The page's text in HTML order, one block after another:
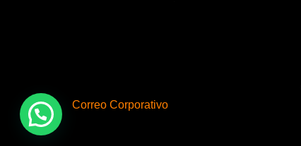
Correo Corporativo